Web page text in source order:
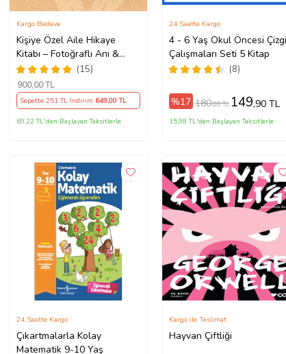
Kişiye Özel Aile Hikaye
Kitabı – Fotoğraflı Anı &
Masal Kitabı
(15)
Kargo Bedava
900,00 TL
Sepette 251 TL İndirim 649,00 TL
69,22 TL'den Başlayan Taksitlerle
4 - 6 Yaş Okul Öncesi Çizgi
Çalışmaları Seti 5 Kitap
(8)
24 Saatte Kargo
%17 180,00 TL 149,90 TL
15,98 TL'den Başlayan Taksitlerle
Çıkartmalarla Kolay
Matematik 9-10 Yaş
24 Saatte Kargo
Hayvan Çiftliği
Kargo ile Teslimat